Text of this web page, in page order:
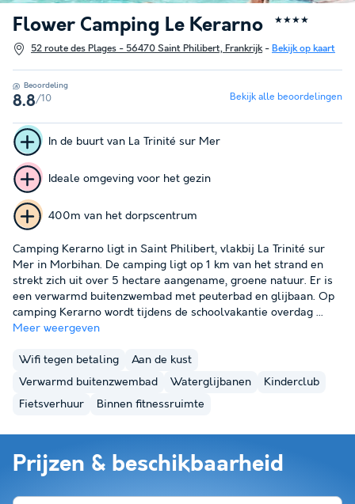
Flower Camping Le Kerarno ★★★★
52 route des Plages - 56470 Saint Philibert, Frankrijk- Bekijk op kaart
Beoordeling
8.8/10 Bekijk alle beoordelingen
In de buurt van La Trinité sur Mer
Ideale omgeving voor het gezin
400m van het dorpscentrum
Camping Kerarno ligt in Saint Philibert, vlakbij La Trinité sur
Mer in Morbihan. De camping ligt op 1 km van het strand en
strekt zich uit over 5 hectare aangename, groene natuur. Er is
een verwarmd buitenzwembad met peuterbad en glijbaan. Op
camping Kerarno wordt tijdens de schoolvakantie overdag ...
Meer weergeven
Wifi tegen betaling
Aan de kust
Verwarmd buitenzwembad
Waterglijbanen
Kinderclub
Fietsverhuur
Binnen fitnessruimte
Prijzen & beschikbaarheid